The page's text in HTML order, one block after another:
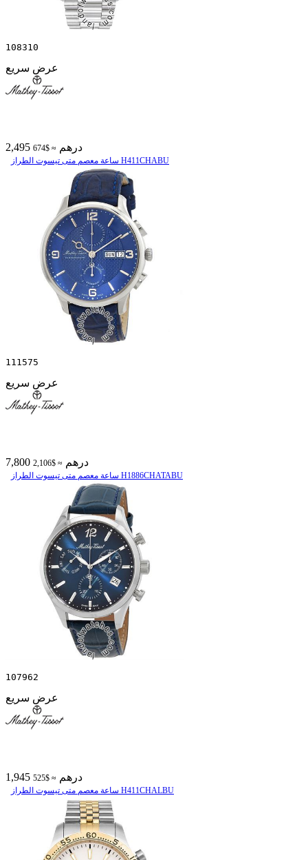
108310
عرض سريع
2,495 درهم ≈ $674
ساعة معصم متی تیسوت الطراز H411CHABU
111575
عرض سريع
7,800 درهم ≈ $2,106
ساعة معصم متی تیسوت الطراز H1886CHATABU
107962
عرض سريع
1,945 درهم ≈ $525
ساعة معصم متی تیسوت الطراز H411CHALBU